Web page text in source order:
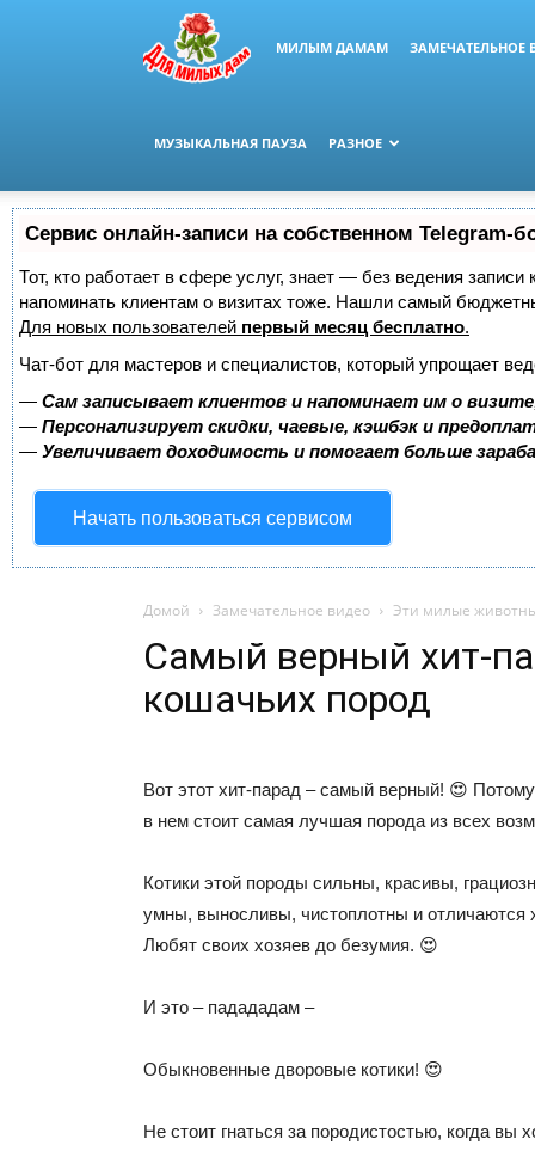
МИЛЫМ ДАМАМ ЗАМЕЧАТЕЛЬНОЕ
МУЗЫКАЛЬНАЯ ПАУЗА РАЗНОЕ
Сервис онлайн-записи на собственном Telegram-
Тот, кто работает в сфере услуг, знает — без ведения
напоминать клиентам о визитах тоже. Нашли самый
Для новых пользователей первый месяц бесплатно.
Чат-бот для мастеров и специалистов, который упрощает
— Сам записывает клиентов и напоминает им о
— Персонализирует скидки, чаевые, кэшбэк и
— Увеличивает доходимость и помогает больше
Начать пользоваться сервисом
Домой Замечательное видео Эти милые
Самый верный хит-
кошачьих пород
Вот этот хит-парад – самый верный! 😍
в нем стоит самая лучшая порода из всех
Котики этой породы сильны, красивы,
умны, выносливы, чистоплотны и отличаются
Любят своих хозяев до безумия. 😍
И это – падададам –
Обыкновенные дворовые котики! 😍
Не стоит гнаться за породистостью, когда вы